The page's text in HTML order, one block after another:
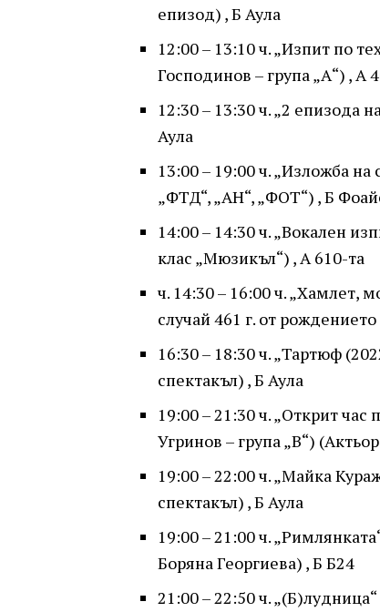
епизод) , Б Аула
12:00 – 13:10 ч. „Изпит по
Господинов – група „А“) , А
12:30 – 13:30 ч. „2 епизода
Аула
13:00 – 19:00 ч. „Изложба
„ФТД“, „АН“, „ФОТ“) , Б
14:00 – 14:30 ч. „Вокален
клас „Мюзикъл“) , А 610-та
ч. 14:30 – 16:00 ч. „Хамлет,
случай 461 г. от
16:30 – 18:30 ч. „Тартюф
спектакъл) , Б Аула
19:00 – 21:30 ч. „Открит
Угринов – група „В“)
19:00 – 22:00 ч. „Майка
спектакъл) , Б Аула
19:00 – 21:00 ч.
Боряна Георгиева) , Б Б24
21:00 – 22:50 ч.